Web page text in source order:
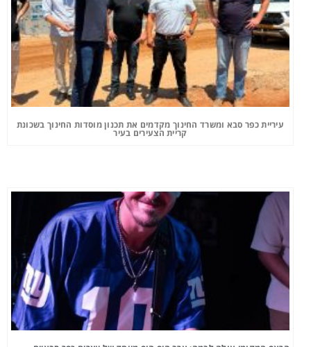
עיריית כפר סבא ומשרד החינוך מקדמים את תכנון מוסדות החינוך בשכונת
קריית הצעירים בעיר